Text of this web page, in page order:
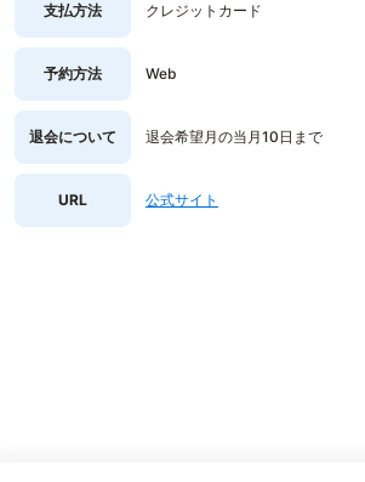
支払方法 クレジットカード
予約方法 Web
退会について 退会希望月の当月10日まで
URL 公式サイト